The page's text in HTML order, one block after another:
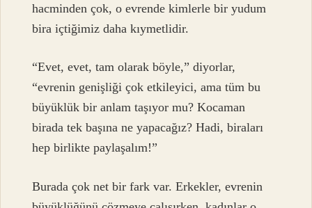
hacminden çok, o evrende kimlerle bir yudum
bira içtiğimiz daha kıymetlidir.
“Evet, evet, tam olarak böyle,” diyorlar,
“evrenin genişliği çok etkileyici, ama tüm bu
büyüklük bir anlam taşıyor mu? Kocaman
birada tek başına ne yapacağız? Hadi, biraları
hep birlikte paylaşalım!”
Burada çok net bir fark var. Erkekler, evrenin